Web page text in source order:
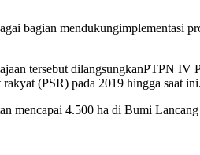
bagian mendukungimplementasi
tersebut dilangsungkanPTPN IV
rakyat (PSR) pada 2019 hingga saat ini.
mencapai 4.500 ha di Bumi